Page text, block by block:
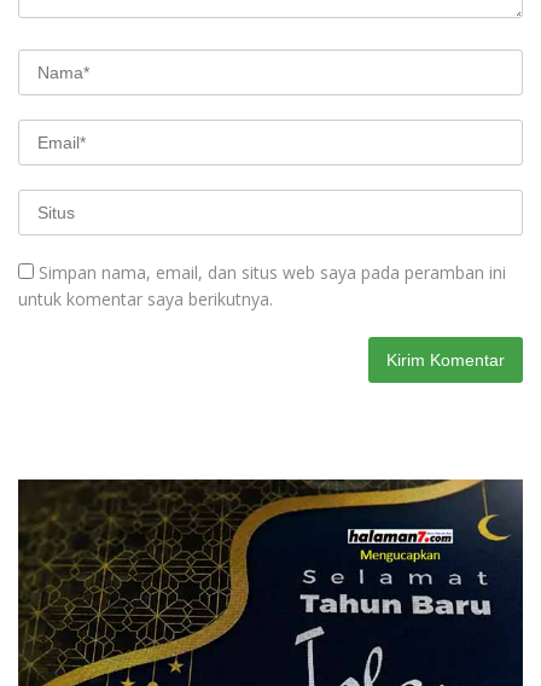
Simpan nama, email, dan situs web saya pada peramban ini
untuk komentar saya berikutnya.